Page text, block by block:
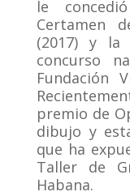
le
Certamen
(2017) y
concurso
Fundación
premio de
dibujo y
que ha
Taller de
Habana.